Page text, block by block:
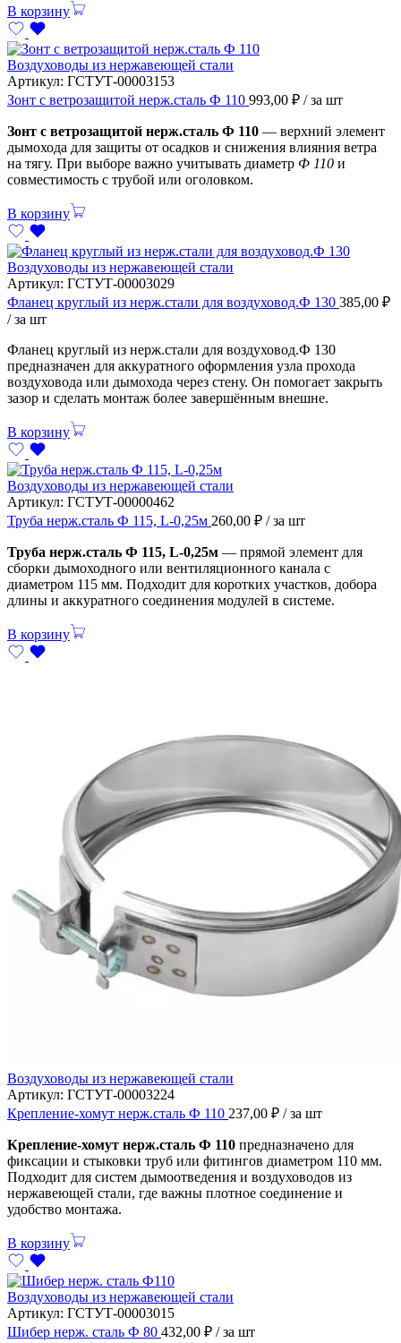
В корзину
Воздуховоды из нержавеющей стали
Артикул: ГСТУТ-00003153
Зонт с ветрозащитой нерж.сталь Ф 110 993,00 ₽ / за шт
Зонт с ветрозащитой нерж.сталь Ф 110 — верхний элемент
дымохода для защиты от осадков и снижения влияния ветра
на тягу. При выборе важно учитывать диаметр Ф 110 и
совместимость с трубой или оголовком.
В корзину
Воздуховоды из нержавеющей стали
Артикул: ГСТУТ-00003029
Фланец круглый из нерж.стали для воздуховод.Ф 130 385,00 ₽
/ за шт
Фланец круглый из нерж.стали для воздуховод.Ф 130
предназначен для аккуратного оформления узла прохода
воздуховода или дымохода через стену. Он помогает закрыть
зазор и сделать монтаж более завершённым внешне.
В корзину
Воздуховоды из нержавеющей стали
Артикул: ГСТУТ-00000462
Труба нерж.сталь Ф 115, L-0,25м 260,00 ₽ / за шт
Труба нерж.сталь Ф 115, L-0,25м — прямой элемент для
сборки дымоходного или вентиляционного канала с
диаметром 115 мм. Подходит для коротких участков, добора
длины и аккуратного соединения модулей в системе.
В корзину
Воздуховоды из нержавеющей стали
Артикул: ГСТУТ-00003224
Крепление-хомут нерж.сталь Ф 110 237,00 ₽ / за шт
Крепление-хомут нерж.сталь Ф 110 предназначено для
фиксации и стыковки труб или фитингов диаметром 110 мм.
Подходит для систем дымоотведения и воздуховодов из
нержавеющей стали, где важны плотное соединение и
удобство монтажа.
В корзину
Воздуховоды из нержавеющей стали
Артикул: ГСТУТ-00003015
Шибер нерж. сталь Ф 80 432,00 ₽ / за шт